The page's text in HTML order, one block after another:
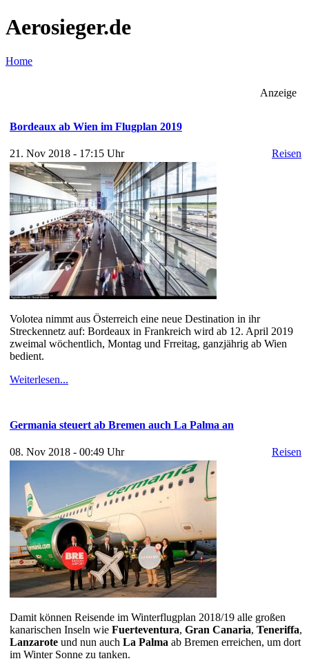
Aerosieger.de
Home
Anzeige
Bordeaux ab Wien im Flugplan 2019
21. Nov 2018 - 17:15 Uhr Reisen
Volotea nimmt aus Österreich eine neue Destination in ihr
Streckennetz auf: Bordeaux in Frankreich wird ab 12. April 2019
zweimal wöchentlich, Montag und Frreitag, ganzjährig ab Wien
bedient.
Weiterlesen...
Germania steuert ab Bremen auch La Palma an
08. Nov 2018 - 00:49 Uhr Reisen
Damit können Reisende im Winterflugplan 2018/19 alle großen
kanarischen Inseln wie Fuerteventura, Gran Canaria, Teneriffa,
Lanzarote und nun auch La Palma ab Bremen erreichen, um dort
im Winter Sonne zu tanken.